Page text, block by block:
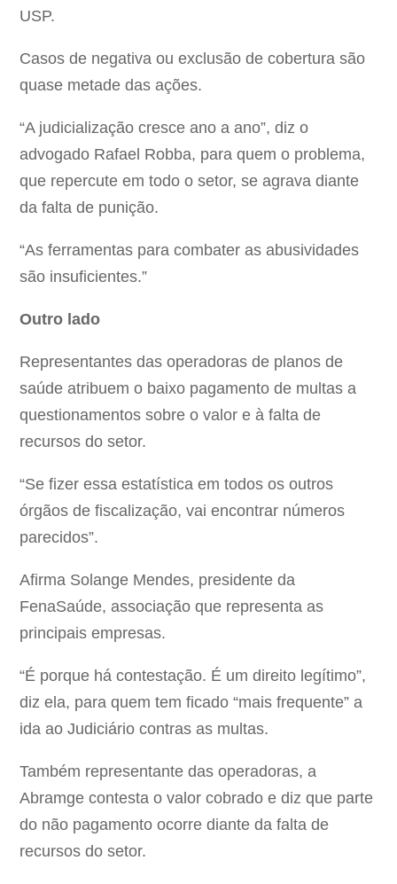
USP.
Casos de negativa ou exclusão de cobertura são
quase metade das ações.
“A judicialização cresce ano a ano”, diz o
advogado Rafael Robba, para quem o problema,
que repercute em todo o setor, se agrava diante
da falta de punição.
“As ferramentas para combater as abusividades
são insuficientes.”
Outro lado
Representantes das operadoras de planos de
saúde atribuem o baixo pagamento de multas a
questionamentos sobre o valor e à falta de
recursos do setor.
“Se fizer essa estatística em todos os outros
órgãos de fiscalização, vai encontrar números
parecidos”.
Afirma Solange Mendes, presidente da
FenaSaúde, associação que representa as
principais empresas.
“É porque há contestação. É um direito legítimo”,
diz ela, para quem tem ficado “mais frequente” a
ida ao Judiciário contras as multas.
Também representante das operadoras, a
Abramge contesta o valor cobrado e diz que parte
do não pagamento ocorre diante da falta de
recursos do setor.